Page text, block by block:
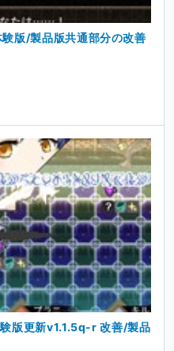
版/製品版共通部分の改善
版更新v1.1.5q-r 改善/製品